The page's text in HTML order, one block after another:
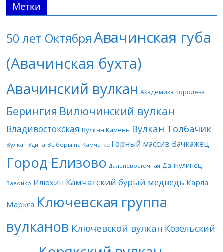
Метки
50 лет Октября Авачинская губа
(Авачинская бухта)
Авачинский вулкан Академика Королева
Берингия Вилючинский вулкан
Владивостокская Вулкан Камень Вулкан Толбачик
Вулкан Удина Выборы на Камчатке Горный массив Вачкажец
Город Елизово Дальневосточная Данкулинец
Завойко Илюхин Камчатский бурый медведь Карла
Маркса Ключевская группа
вулканов Ключевской вулкан Козельский